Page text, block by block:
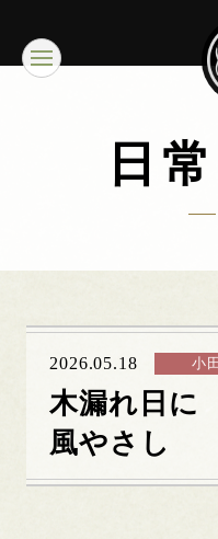
日
2026.05.18 小
木漏れ日
風やさし